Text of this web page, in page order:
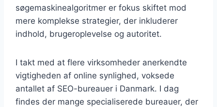
søgemaskinealgoritmer er fokus skiftet mod
mere komplekse strategier, der inkluderer
indhold, brugeroplevelse og autoritet.
I takt med at flere virksomheder anerkendte
vigtigheden af online synlighed, voksede
antallet af SEO-bureauer i Danmark. I dag
findes der mange specialiserede bureauer, der